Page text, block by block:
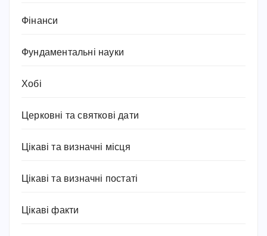
Фінанси
Фундаментальні науки
Хобі
Церковні та святкові дати
Цікаві та визначні місця
Цікаві та визначні постаті
Цікаві факти